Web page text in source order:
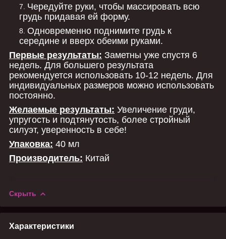
Чередуйте руки, чтобы массировать всю
грудь придавая ей форму.
Одновременно поднимите грудь к
середине и вверх обеими руками.
Первые результаты: Заметны уже спустя 6
недель. Для большего результата
рекомендуется использовать 10-12 недель. Для
индивидуальных размеров можно использовать
постоянно.
Желаемые результаты: Увеличение груди,
упругость и подтянутость, более стройный
силуэт, уверенность в себе!
Упаковка: 40 мл
Производитель: Китай
Скрыть
Характеристики